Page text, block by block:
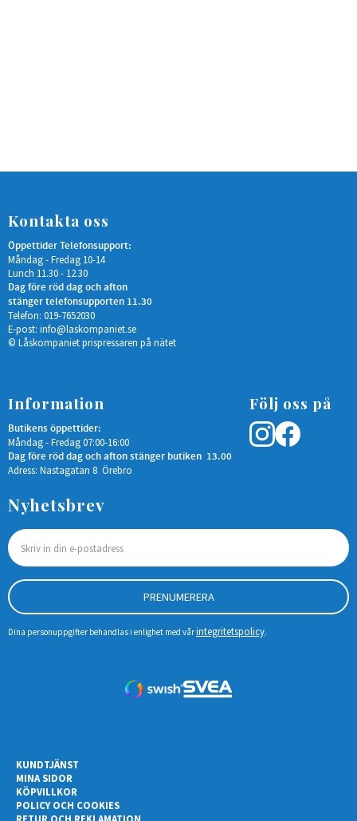
Kontakta oss
Öppettider Telefonsupport:
Måndag - Fredag 10-14
Lunch 11.30 - 12.30
Dag före röd dag och afton
stänger telefonsupporten 11.30
Telefon: 019-7652030
E-post: info@laskompaniet.se
© Låskompaniet prispressaren på nätet
Information
Butikens öppettider:
Måndag - Fredag 07:00-16:00
Dag före röd dag och afton stänger butiken 13.00
Adress: Nastagatan 8 Örebro
Följ oss på
Nyhetsbrev
PRENUMERERA
Dina personuppgifter behandlas i enlighet med vårintegritetspolicy.
KUNDTJÄNST
MINA SIDOR
KÖPVILLKOR
POLICY OCH COOKIES